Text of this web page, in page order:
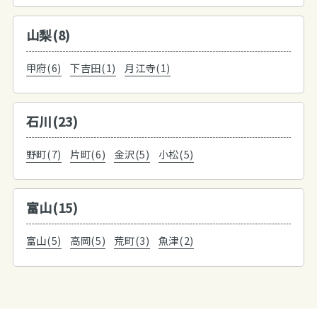
山梨(8)
甲府(6) 下吉田(1) 月江寺(1)
石川(23)
野町(7) 片町(6) 金沢(5) 小松(5)
富山(15)
富山(5) 高岡(5) 荒町(3) 魚津(2)